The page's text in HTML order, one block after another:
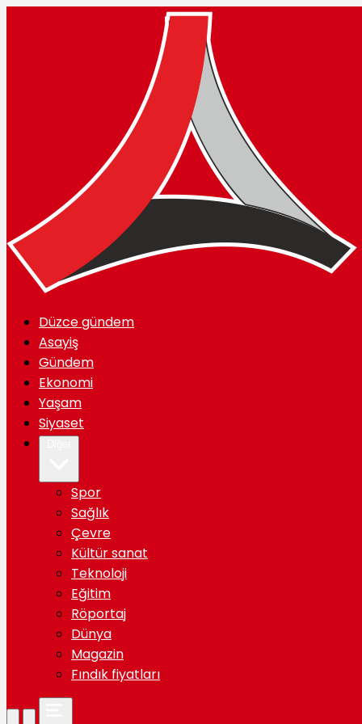
Düzce gündem
Asayiş
Gündem
Ekonomi
Yaşam
Siyaset
Spor
Sağlık
Çevre
Kültür sanat
Teknoloji
Eğitim
Röportaj
Dünya
Magazin
Fındık fiyatları